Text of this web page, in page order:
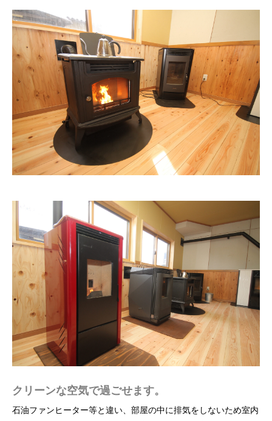
クリーンな空気で過ごせます。
石油ファンヒーター等と違い、部屋の中に排気をしないため室内